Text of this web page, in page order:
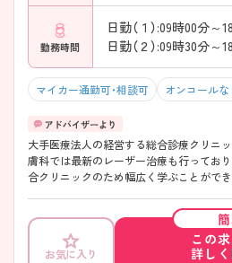
勤務時間
日勤（１）:09時00分～
日勤（２）:09時30分～
マイカー通勤可・相談可 オンコールな
大手医療法人の経営する総合診療クリニ
膚科では最新のレーザー治療も行ってお
合クリニックのため幅広く学ぶことがで
リニックで幅広く学びたい＆プライベー
の求人です！
お気に入り
簡
この
詳し